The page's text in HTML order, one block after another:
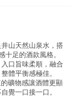
山天然山泉水，搭
足的酒款風格。
口旨味柔順，融合
體平衡感極佳。
礦物感讓酒體更顯
覺一口接一口。